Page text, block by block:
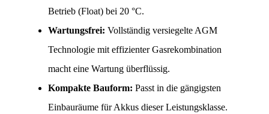
Betrieb (Float) bei 20 °C.
Wartungsfrei: Vollständig versiegelte AGM
Technologie mit effizienter Gasrekombination
macht eine Wartung überflüssig.
Kompakte Bauform: Passt in die gängigsten
Einbauräume für Akkus dieser Leistungsklasse.